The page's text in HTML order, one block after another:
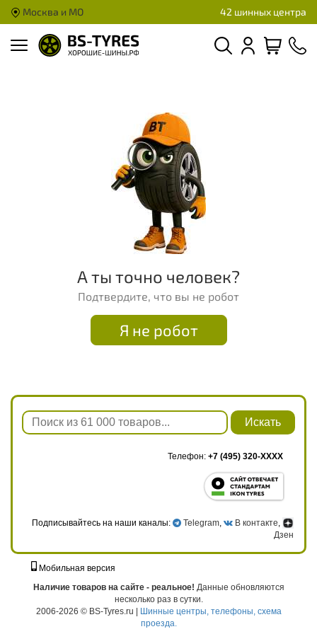
Москва и МО 42 шинных центра
А ты точно человек?
Подтвердите, что вы не робот
Я не робот
Искать
Телефон: +7 (495) 320-XXXX
Подписывайтесь на наши каналы: Telegram , В контакте
Дзен
Мобильная версия
Наличие товаров на сайте - реальное! Данные обновляются
несколько раз в сутки.
2006-2026 © BS-Tyres.ru | Шинные центры, телефоны, схема
проезда.